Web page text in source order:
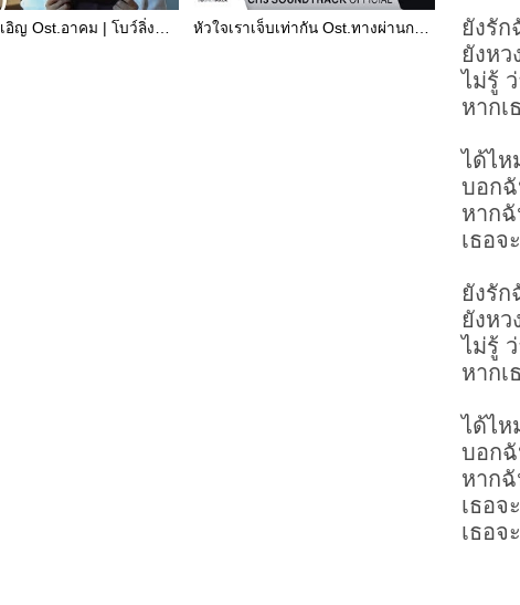
ถ้าหากบังเอิญ Ost.อาคม | โบว์ลิ่ง มานิดา | Official MV หัวใจเราเจ็บเท่ากัน Ost.ทางผ่านกามเทพ | โบว์ลิ่ง มานิดา Feat.แหนม รณเดช | Official MV
ยังรัก
ยังหว
ไม่รู้
หาก
ได้ไห
บอกฉั
หากฉั
เธอจ
ยังรัก
ยังหว
ไม่รู้
หาก
ได้ไห
บอกฉั
หากฉั
เธอจ
เธอจ